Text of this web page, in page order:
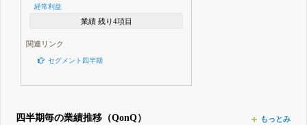
経常利益
業績 残り4項目
関連リンク
セグメント四半期
四半期毎の業績推移（QonQ） もっとみる